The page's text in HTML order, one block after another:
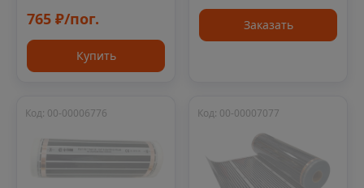
765 ₽/пог.
Купить
Заказать
Код: 00-00006776 Код: 00-00007077